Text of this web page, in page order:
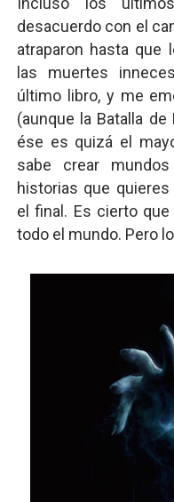
desacuerdo con el
atraparon hasta que
las muertes
último libro, y me
(aunque la Batalla
ése es quizá el
sabe crear
historias que
el final. Es cierto
todo el mundo. Pero